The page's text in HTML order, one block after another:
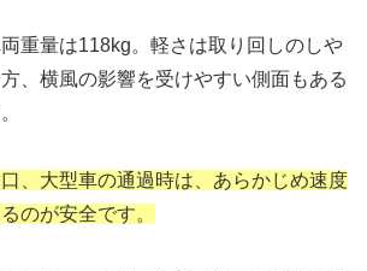
重量は118kg。軽さは取り回しのしや
、横風の影響を受けやすい側面もある
、大型車の通過時は、あらかじめ速度
のが安全です。